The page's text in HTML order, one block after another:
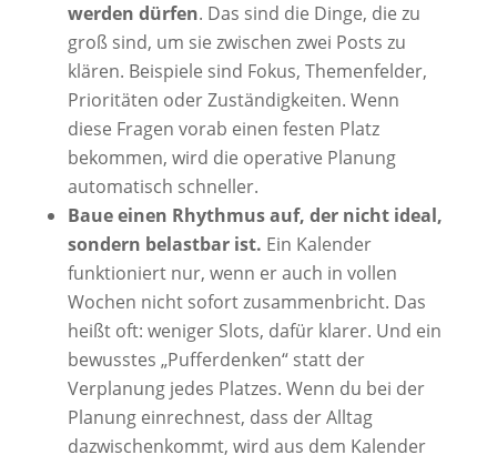
werden dürfen. Das sind die Dinge, die zu
groß sind, um sie zwischen zwei Posts zu
klären. Beispiele sind Fokus, Themenfelder,
Prioritäten oder Zuständigkeiten. Wenn
diese Fragen vorab einen festen Platz
bekommen, wird die operative Planung
automatisch schneller.
Baue einen Rhythmus auf, der nicht ideal,
sondern belastbar ist. Ein Kalender
funktioniert nur, wenn er auch in vollen
Wochen nicht sofort zusammenbricht. Das
heißt oft: weniger Slots, dafür klarer. Und ein
bewusstes „Pufferdenken“ statt der
Verplanung jedes Platzes. Wenn du bei der
Planung einrechnest, dass der Alltag
dazwischenkommt, wird aus dem Kalender